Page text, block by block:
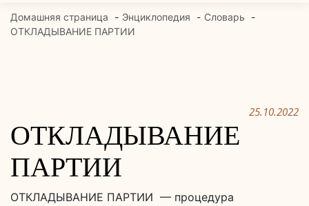
Домашняя страница Энциклопедия
Словарь
ОТКЛАДЫВАНИЕ ПАРТИИ
25.10.2022
ОТКЛАДЫВАНИЕ
ПАРТИИ
ОТКЛАДЫВАНИЕ ПАРТИИ — процедура